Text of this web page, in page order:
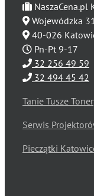
NaszaCena.pl
Wojewódzka
40-026
Pn-Pt 9-17
32 256 49 59
32 494 45 42
Tanie Tusze
Serwis
Pieczątki